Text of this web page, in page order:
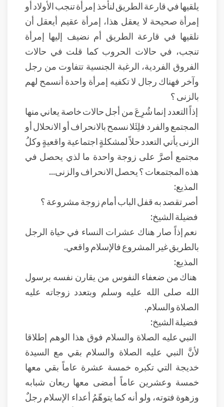
يلقيها في قارعة الطريق لنأخذ إمرأة تنجب الأولاد أو
إمرأة صحيحة لا يعقل هذا، إمرأة عقيم أيعقل أن
نلقيها في قارعة الطريق أم نضيف إليها إمرأة
تنجب، في حالات الحروب كما قلت في حالات
الفروق الفردية، الرغبة الجنسية تتفاوت من رجل
وآخر فهناك رجال لا تكفيه إمرأة واحدة أنسمح لهم
بالزنى ؟
إذاً التعدد إنما شُرِعَ من أجل حالات خاصة يعاني منها
المجتمع والفرد فلِئَلا نسمح بالانحراف أو الانحلال أو
الزنى يأتي التعدد حلاً لمشكلةٍ اجتماعية واقعيةٍ وكلُ
مجتمع أصرَّ على زوجة واحدة ما لذي يحصل في
هذه المجتمعات ؟ يحصل الانحراف والزنى...
المذيع:
أصر تقصد به قفل الباب أمام زوجة مشروعة ؟
فضيلة الشيخ:
نعم إذاً صار هناك عشرات النساء في حياة الرجل
بالطريق غير المشروع فالإسلام واقعي.
المذيع:
هناك من ضعفاء النفوس من يقارن نفسه برسول
الله صلى الله عليه وسلم وبتعدد زوجاته عليه
الصلاة والسلام.
فضيلة الشيخ:
النبي عليه الصلاة والسلام فوق هذا الوهم إطلاقا
لأنَّ النبي عليه الصلاة والسلام بقي مع السيدة
خديجة التي تكبره خمسة عشرة عاماً بقي معها
خمسة وعشرين عاماً أمضى معها ريعان شبابه
وزهوة فتوته، ولو أنه كما يتوهّمُ أعداء الإسلام رجلٌ